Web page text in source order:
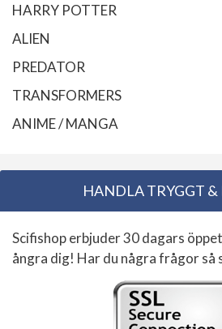
HARRY POTTER
ALIEN
PREDATOR
TRANSFORMERS
ANIME / MANGA
HANDLA TRYGGT &
Scifishop erbjuder 30 dagars
ångra dig! Har du några frågor så